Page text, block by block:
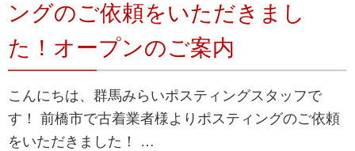
ングのご依頼をいただきまし
た！オープンのご案内
こんにちは、群馬みらいポスティングスタッフで
す！ 前橋市で古着業者様よりポスティングのご依頼
をいただきました！ …